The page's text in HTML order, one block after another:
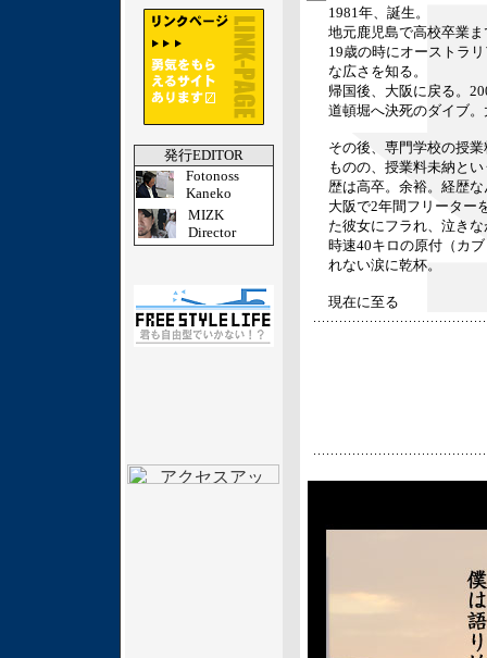
発行EDITOR
Fotonoss
Kaneko
MIZK
Director
1981年、誕生。
地元鹿児島で高校卒業
19歳の時にオーストラ
な広さを知る。
帰国後、大阪に戻る。
道頓堀へ決死のダイブ
その後、専門学校の授
ものの、授業料未納と
歴は高卒。余裕。経歴
大阪で2年間フリーター
た彼女にフラれ、泣き
時速40キロの原付（カ
れない涙に乾杯。
現在に至る